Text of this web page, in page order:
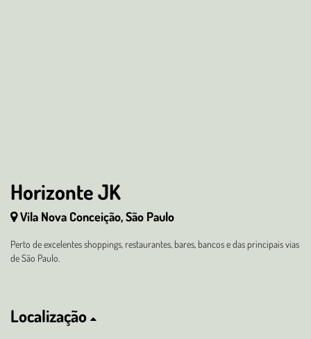
Horizonte JK
Vila Nova Conceição, São Paulo
Perto de excelentes shoppings, restaurantes, bares, bancos e das principais vias
de São Paulo.
Localização